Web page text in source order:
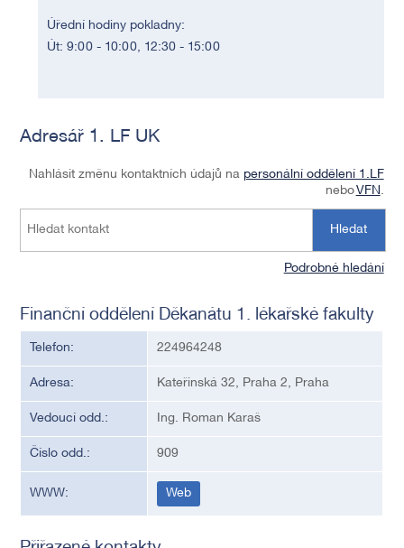
Úřední hodiny pokladny:
Út: 9:00 - 10:00, 12:30 - 15:00
Adresář 1. LF UK
Nahlásit změnu kontaktních údajů na personální oddělení 1.LF
neboVFN .
Hledat
Podrobné hledání
Finanční oddělení Děkanátu 1. lékařské fakulty
Telefon: 224964248
Adresa: Kateřinská 32, Praha 2, Praha
Vedoucí odd.: Ing. Roman Karaš
Číslo odd.: 909
WWW: Web